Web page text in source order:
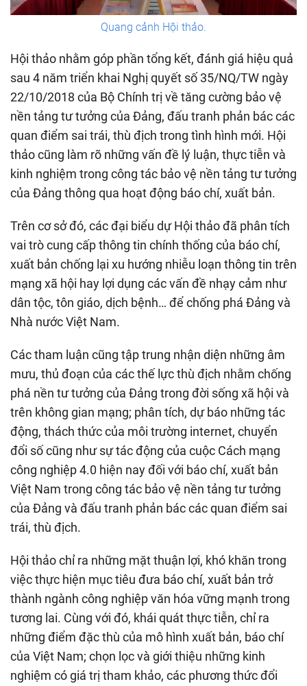
Quang cảnh Hội thảo.
Hội thảo nhằm góp phần tổng kết, đánh giá hiệu quả
sau 4 năm triển khai Nghị quyết số 35/NQ/TW ngày
22/10/2018 của Bộ Chính trị về tăng cường bảo vệ
nền tảng tư tưởng của Đảng, đấu tranh phản bác các
quan điểm sai trái, thù địch trong tình hình mới. Hội
thảo cũng làm rõ những vấn đề lý luận, thực tiễn và
kinh nghiệm trong công tác bảo vệ nền tảng tư tưởng
của Đảng thông qua hoạt động báo chí, xuất bản.
Trên cơ sở đó, các đại biểu dự Hội thảo đã phân tích
vai trò cung cấp thông tin chính thống của báo chí,
xuất bản chống lại xu hướng nhiễu loạn thông tin trên
mạng xã hội hay lợi dụng các vấn đề nhạy cảm như
dân tộc, tôn giáo, dịch bệnh… để chống phá Đảng và
Nhà nước Việt Nam.
Các tham luận cũng tập trung nhận diện những âm
mưu, thủ đoạn của các thế lực thù địch nhằm chống
phá nền tư tưởng của Đảng trong đời sống xã hội và
trên không gian mạng; phân tích, dự báo những tác
động, thách thức của môi trường internet, chuyển
đổi số cũng như sự tác động của cuộc Cách mạng
công nghiệp 4.0 hiện nay đối với báo chí, xuất bản
Việt Nam trong công tác bảo vệ nền tảng tư tưởng
của Đảng và đấu tranh phản bác các quan điểm sai
trái, thù địch.
Hội thảo chỉ ra những mặt thuận lợi, khó khăn trong
việc thực hiện mục tiêu đưa báo chí, xuất bản trở
thành ngành công nghiệp văn hóa vững mạnh trong
tương lai. Cùng với đó, khái quát thực tiễn, chỉ ra
những điểm đặc thù của mô hình xuất bản, báo chí
của Việt Nam; chọn lọc và giới thiệu những kinh
nghiệm có giá trị tham khảo, các phương thức đổi